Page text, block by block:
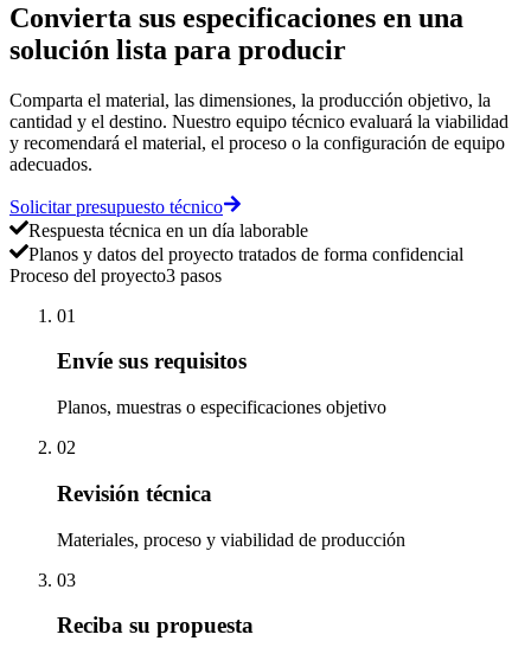
Convierta sus especificaciones en una
solución lista para producir
Comparta el material, las dimensiones, la producción objetivo, la
cantidad y el destino. Nuestro equipo técnico evaluará la viabilidad
y recomendará el material, el proceso o la configuración de equipo
adecuados.
Solicitar presupuesto técnico
Respuesta técnica en un día laborable
Planos y datos del proyecto tratados de forma confidencial
Proceso del proyecto3 pasos
01
Envíe sus requisitos
Planos, muestras o especificaciones objetivo
02
Revisión técnica
Materiales, proceso y viabilidad de producción
03
Reciba su propuesta